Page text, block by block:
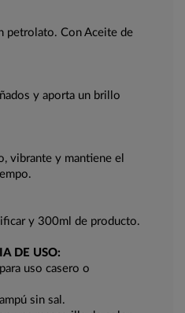
petrolato. Con Aceite de
y aporta un brillo
vibrante y mantiene el
y 300ml de producto.
DE USO:
uso casero o
sin sal.